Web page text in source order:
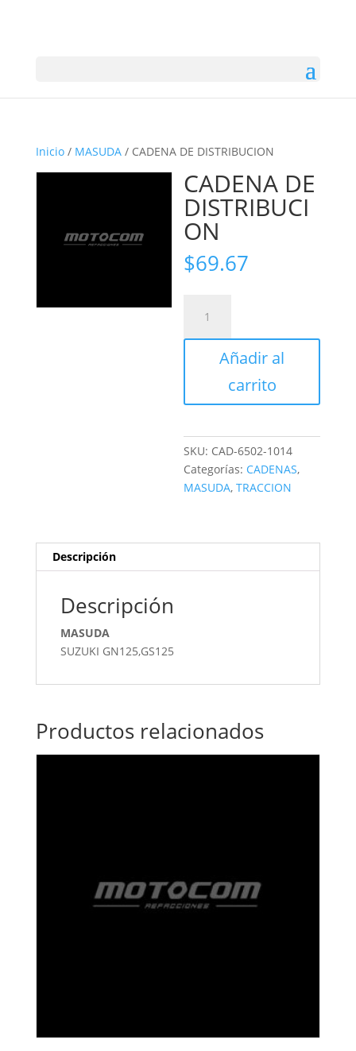
Inicio/ MASUDA/ CADENA DE DISTRIBUCION
CADENA DE
DISTRIBUCI
ON
$69.67
DISTRIBUCION
cantidadAñadir al
carrito
SKU: CAD-6502-1014
Categorías: CADENAS,
MASUDA,TRACCION
Descripción
Descripción
MASUDA
SUZUKI GN125,GS125
Productos relacionados